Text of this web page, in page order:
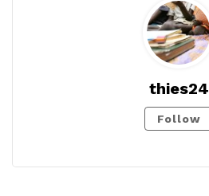
thies24
Follow